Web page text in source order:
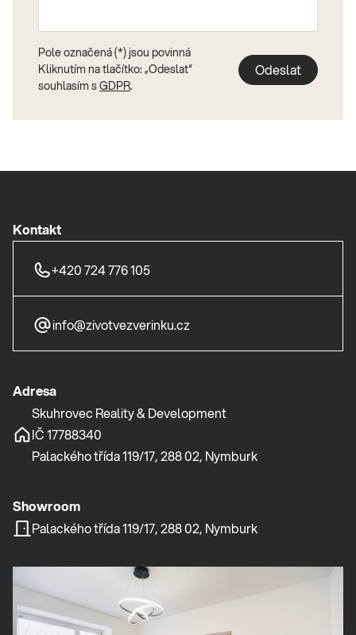
Pole označená (*) jsou povinná
Kliknutím na tlačítko: „Odeslat“
souhlasím sGDPR.
Kontakt
+420 724 776 105
info@zivotvezverinku.cz
Adresa
Skuhrovec Reality & Development
IČ 17788340
Palackého třída 119/17, 288 02, Nymburk
Showroom
Palackého třída 119/17, 288 02, Nymburk